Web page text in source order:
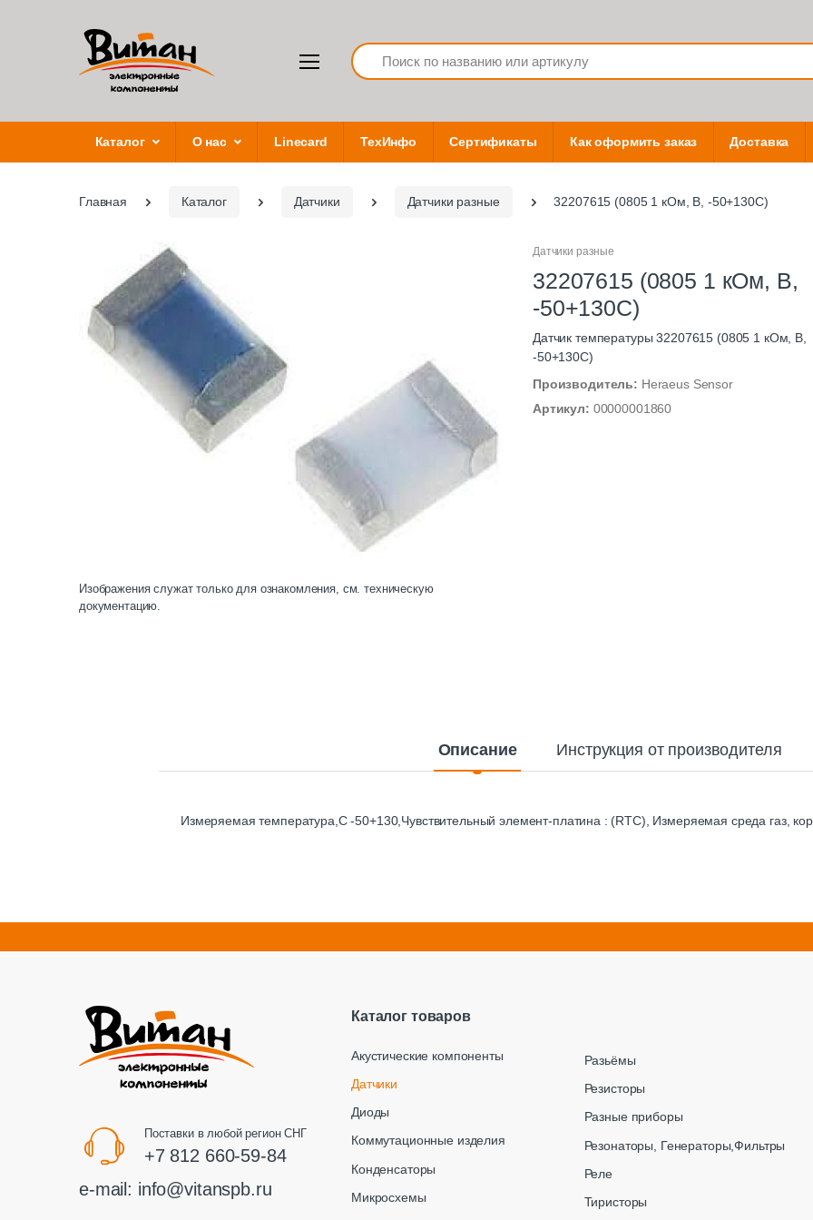
Search
Каталог О нас Linecard ТехИнфо Сертификаты Как оформить заказ Доставка
Главная Каталог Датчики Датчики разные 32207615 (0805 1 кОм, B, -50+130С)
Изображения служат только для ознакомления, см. техническую
документацию.
Датчики разные
32207615 (0805 1 кОм, B,
-50+130С)
Датчик температуры 32207615 (0805 1 кОм, B,
-50+130С)
Производитель: Heraeus Sensor
Артикул: 00000001860
Описание Инструкция от производителя
Измеряемая температура,С -50+130,Чувствительный элемент-платина : (RTC), Измеряемая среда газ,
Поставки в любой регион СНГ
+7 812 660-59-84
e-mail: info@vitanspb.ru
Каталог товаров
Акустические компоненты
Датчики
Диоды
Коммутационные изделия
Конденсаторы
Микросхемы
Разьёмы
Резисторы
Разные приборы
Резонаторы, Генераторы,Фильтры
Реле
Тиристоры